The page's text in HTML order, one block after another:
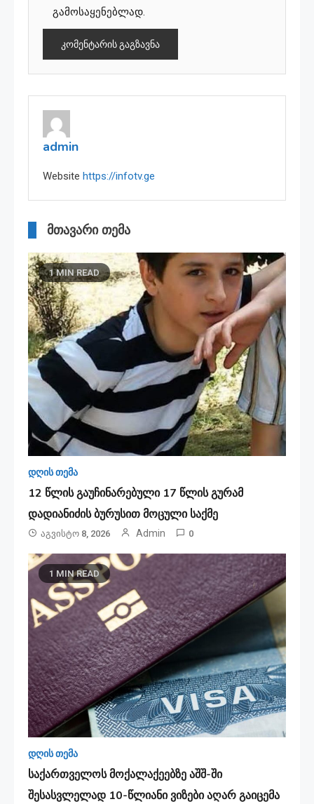
გამოსაყენებლად.
admin
Website https://infotv.ge
მთავარი თემა
1 MIN READ
დღის თემა
12 წლის გაუჩინარებული 17 წლის გურამ
დადიანიძის ბურუსით მოცული საქმე
Აგვისტო 8, 2026 Admin 0
1 MIN READ
დღის თემა
საქართველოს მოქალაქეებზე აშშ-ში
შესასვლელად 10-წლიანი ვიზები აღარ გაიცემა